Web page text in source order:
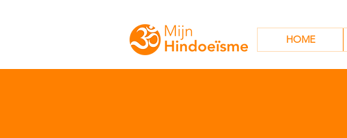
HOME